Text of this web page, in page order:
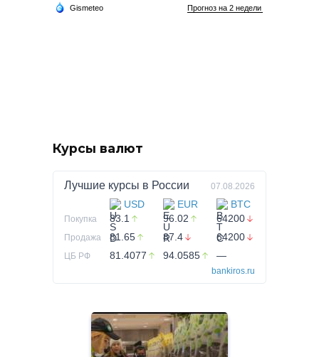
Курсы валют
Лучшие курсы в России 07.08.2026
USD EUR BTC
Покупка 83.1 96.02 64200
Продажа 81.65 87.4 64200
ЦБ РФ 81.4077 94.0585 —
bankiros.ru